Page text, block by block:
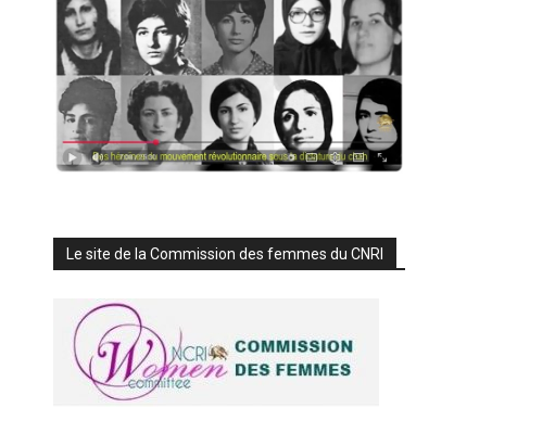
Le site de la Commission des femmes du CNRI